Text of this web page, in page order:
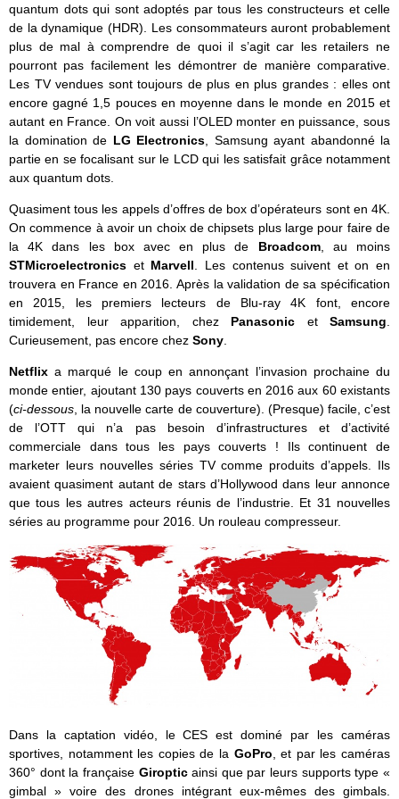
quantum dots qui sont adoptés par tous les constructeurs et celle
de la dynamique (HDR). Les consommateurs auront probablement
plus de mal à comprendre de quoi il s’agit car les retailers ne
pourront pas facilement les démontrer de manière comparative.
Les TV vendues sont toujours de plus en plus grandes : elles ont
encore gagné 1,5 pouces en moyenne dans le monde en 2015 et
autant en France. On voit aussi l’OLED monter en puissance, sous
la domination de LG Electronics , Samsung ayant abandonné la
partie en se focalisant sur le LCD qui les satisfait grâce notamment
aux quantum dots.
Quasiment tous les appels d’offres de box d’opérateurs sont en 4K.
On commence à avoir un choix de chipsets plus large pour faire de
la 4K dans les box avec en plus de Broadcom, au moins
STMicroelectronics et Marvell . Les contenus suivent et on en
trouvera en France en 2016. Après la validation de sa spécification
en 2015, les premiers lecteurs de Blu-ray 4K font, encore
timidement, leur apparition, chez Panasonic et Samsung
Curieusement, pas encore chez Sony
Netflix a marqué le coup en annonçant l’invasion prochaine du
monde entier, ajoutant 130 pays couverts en 2016 aux 60 existants
(ci-dessous , la nouvelle carte de couverture). (Presque) facile, c’est
de l’OTT qui n’a pas besoin d’infrastructures et d’activité
commerciale dans tous les pays couverts ! Ils continuent de
marketer leurs nouvelles séries TV comme produits d’appels. Ils
avaient quasiment autant de stars d’Hollywood dans leur annonce
que tous les autres acteurs réunis de l’industrie. Et 31 nouvelles
séries au programme pour 2016. Un rouleau compresseur.
Dans la captation vidéo, le CES est dominé par les caméras
sportives, notamment les copies de la GoPro , et par les caméras
360° dont la française Giropticainsi que par leurs supports type «
gimbal » voire des drones intégrant eux-mêmes des gimbals.